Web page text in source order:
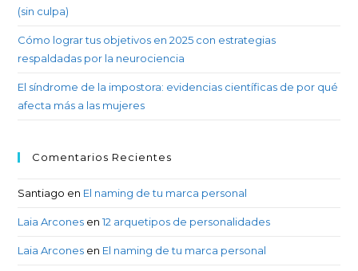
(sin culpa)
Cómo lograr tus objetivos en 2025 con estrategias
respaldadas por la neurociencia
El síndrome de la impostora: evidencias científicas de por qué
afecta más a las mujeres
Comentarios Recientes
Santiago en El naming de tu marca personal
Laia Arcones en12 arquetipos de personalidades
Laia Arcones en El naming de tu marca personal